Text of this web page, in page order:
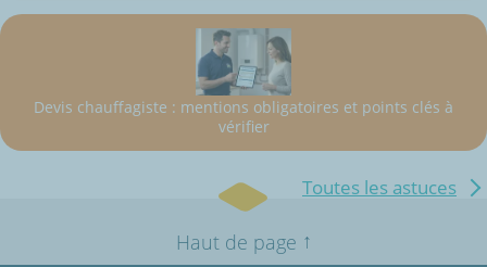
Devis chauffagiste : mentions obligatoires et points clés à
vérifier
Toutes les astuces
Haut de page ↑